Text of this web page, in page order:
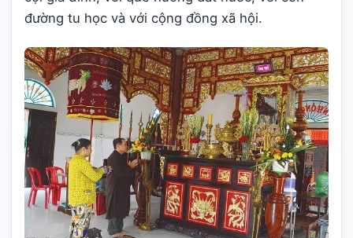
đường tu học và với cộng đồng xã hội.